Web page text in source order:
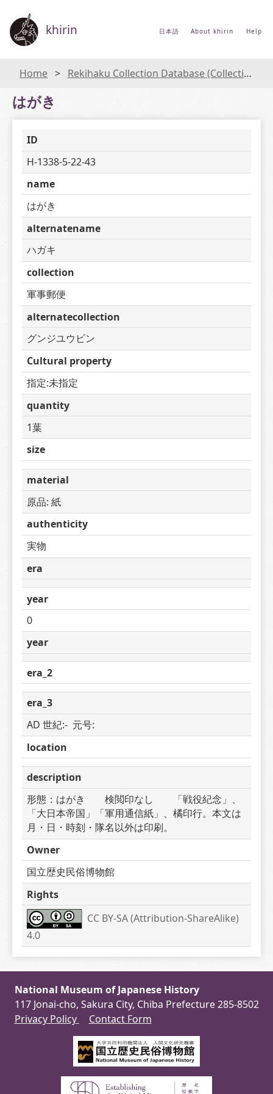
khirin 日本語 About khirin Help
Home Rekihaku Collection Database (Collections Database of the National Museum of Japanese History)
はがき
ID
H-1338-5-22-43
name
はがき
alternatename
ハガキ
collection
軍事郵便
alternatecollection
グンジユウビン
Cultural property
指定:未指定
quantity
1葉
size
material
原品: 紙
authenticity
実物
era
year
0
year
era_2
era_3
AD 世紀:-  元号:
location
description
形態：はがき　　検閲印なし　　「戦役紀念」、
「大日本帝国」「軍用通信紙」、橘印行。本文は
月・日・時刻・隊名以外は印刷。
Owner
国立歴史民俗博物館
Rights
CC BY-SA (Attribution-ShareAlike)
4.0
National Museum of Japanese History
117 Jonai-cho, Sakura City, Chiba Prefecture 285-8502
Privacy Policy
Contact Form